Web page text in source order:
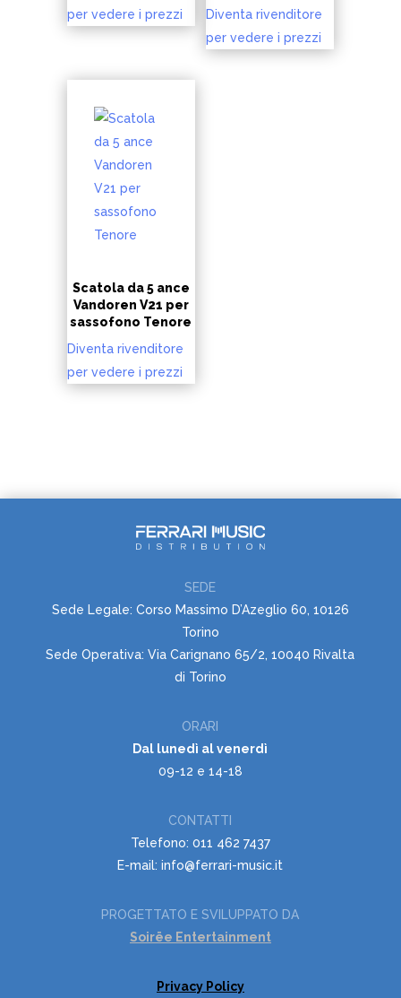
per vedere i prezzi
Diventa rivenditore
per vedere i prezzi
Scatola da 5 ance
Vandoren V21 per
sassofono Tenore
Diventa rivenditore
per vedere i prezzi
SEDE
Sede Legale: Corso Massimo D’Azeglio 60, 10126
Torino
Sede Operativa: Via Carignano 65/2, 10040 Rivalta
di Torino
ORARI
Dal lunedì al venerdì
09-12 e 14-18
CONTATTI
Telefono: 011 462 7437
E-mail: info@ferrari-music.it
PROGETTATO E SVILUPPATO DA
Soirëe Entertainment
Privacy Policy